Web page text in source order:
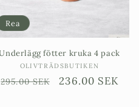
Rea
fötter kruka 4 pack
Säljare:
OLIVTRÄDSBUTIKEN
Ordinarie
295.00 SEK Försäljningspris
236.00 SEK